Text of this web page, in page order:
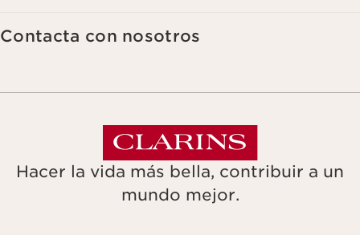
Contacta con nosotros
Hacer la vida más bella, contribuir a un
mundo mejor.